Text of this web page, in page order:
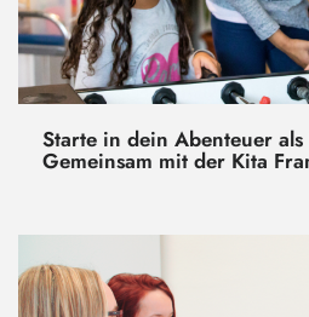
Starte in dein Abenteuer
Gemeinsam mit der Kita